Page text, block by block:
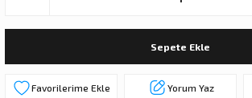
Sepete Ekle
Yorum Yaz